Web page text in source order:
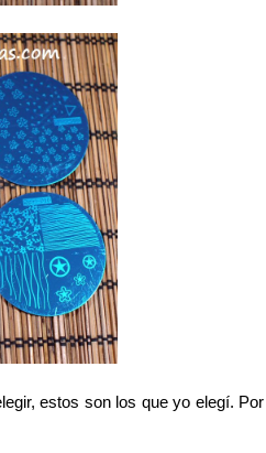
estos son los que yo elegí. Por